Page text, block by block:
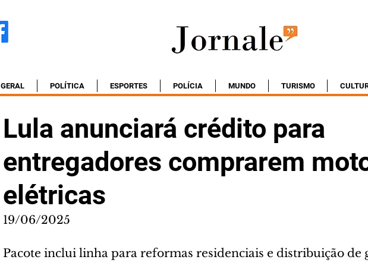
GERAL POLÍTICA ESPORTES POLÍCIA MUNDO TURISMO
Lula anunciará crédito para
entregadores comprarem
elétricas
19/06/2025
Pacote inclui linha para reformas residenciais e distribuição de